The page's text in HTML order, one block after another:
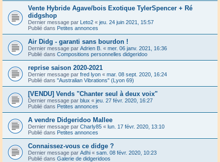
Vente Hybride Agave/bois Exotique TylerSpencer + Ré
didgshop
Dernier message par Leto2 « jeu. 24 juin 2021, 15:57
Publié dans Petites annonces
Air Didg - garanti sans bourdon !
Dernier message par Adrien B. « mer. 06 janv. 2021, 16:36
Publié dans Compositions personnelles didgeridoo
reprise saison 2020-2021
Dernier message par fred lyon « mar. 08 sept. 2020, 16:24
Publié dans "Australian Vibrations" (Lyon 69)
[VENDU] Vends "Chanter seul à deux voix"
Dernier message par blux « jeu. 27 févr. 2020, 16:27
Publié dans Petites annonces
A vendre Didgeridoo Mallee
Dernier message par Charly85 « lun. 17 févr. 2020, 13:10
Publié dans Petites annonces
Connaissez-vous ce didge ?
Dernier message par Adhi « sam. 08 févr. 2020, 10:23
Publié dans Galerie de didgeridoos